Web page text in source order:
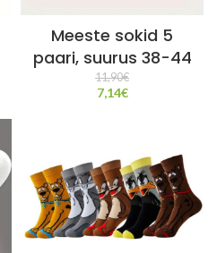
Meeste sokid 5
paari, suurus 38-44
11,90€
7,14€